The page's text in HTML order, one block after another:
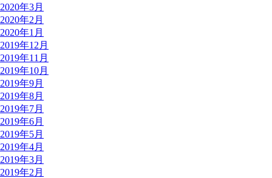
2020年3月
2020年2月
2020年1月
2019年12月
2019年11月
2019年10月
2019年9月
2019年8月
2019年7月
2019年6月
2019年5月
2019年4月
2019年3月
2019年2月